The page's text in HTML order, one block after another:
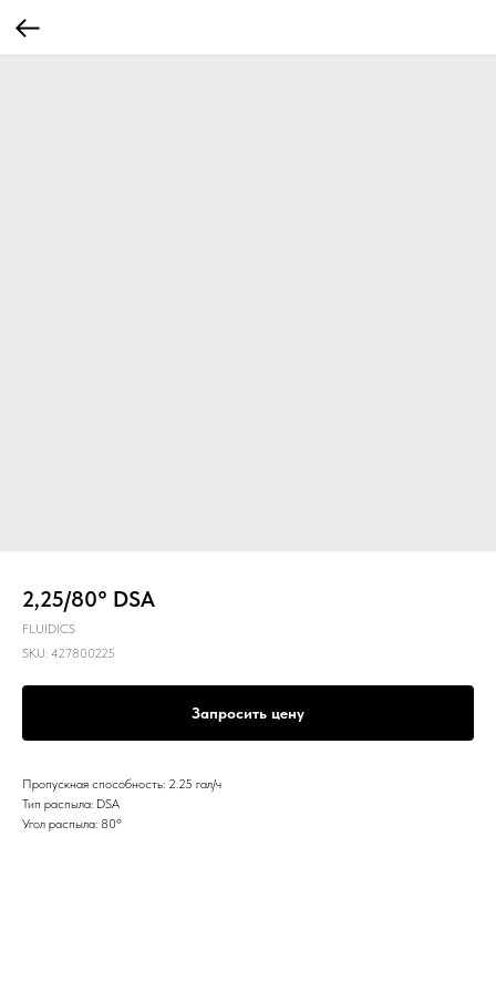
2,25/80° DSA
FLUIDICS
SKU: 427800225
Запросить цену
Пропускная способность: 2.25 гал/ч
Тип распыла: DSA
Угол распыла: 80º